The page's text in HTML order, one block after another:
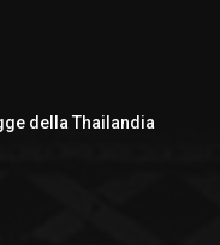
della Thailandia